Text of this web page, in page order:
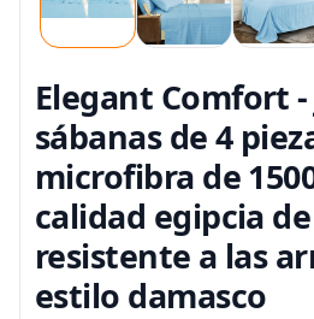
Elegant Comfort -
sábanas de 4
microfibra de
calidad egipcia
resistente a las
estilo damasco